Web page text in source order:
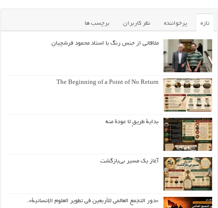
تازه پرخواننده نظر کاربران برچسب ها
ملاقاتی از جنس رنگ با استاد محمود فرشچیان
The Beginning of a Point of No Return
بداية طريقٍ لا عودة منه
آغاز یک مسیر بی‌بازگشت
«دور التجمع العالمي للأربعين في تطوير العلوم الإنسانية».